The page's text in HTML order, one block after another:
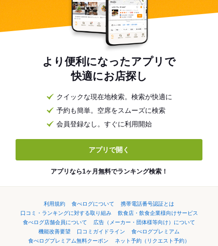
より便利になったアプリで
快適にお店探し
クイックな現在地検索。検索が快適に
予約も簡単。空席をスムーズに検索
会員登録なし。すぐに利用開始
アプリで開く
アプリなら1ヶ月無料でランキング検索！
利用規約 食べログについて
携帯電話番号認証とは
口コミ・ランキングに対する取り組み
飲食店・飲食企業様向けサービス
食べログ店舗会員について
広告（メーカー・団体様等向け）について
機能改善要望
口コミガイドライン
食べログプレミアム
食べログプレミアム無料クーポン
ネット予約（リクエスト予約）